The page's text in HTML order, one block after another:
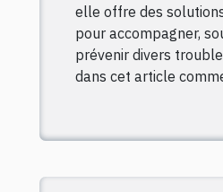
elle offre des
pour accompagner,
prévenir divers
dans cet article